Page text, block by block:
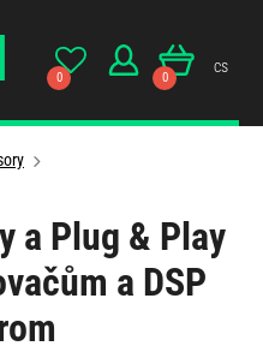
0 0
cs
a Plug & Play
a DSP